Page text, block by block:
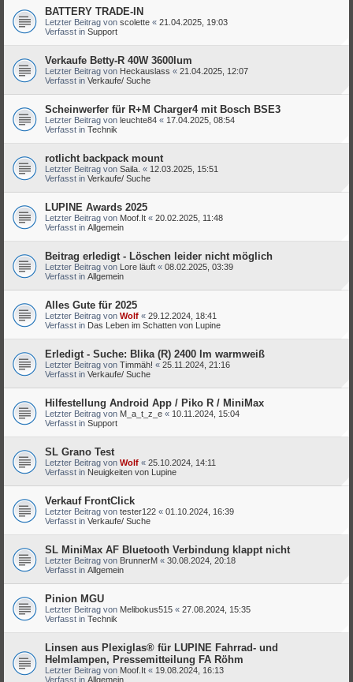
BATTERY TRADE-IN
Letzter Beitrag von scolette « 21.04.2025, 19:03
Verfasst in Support
Verkaufe Betty-R 40W 3600lum
Letzter Beitrag von Heckauslass « 21.04.2025, 12:07
Verfasst in Verkaufe/ Suche
Scheinwerfer für R+M Charger4 mit Bosch BSE3
Letzter Beitrag von leuchte84 « 17.04.2025, 08:54
Verfasst in Technik
rotlicht backpack mount
Letzter Beitrag von Saila. « 12.03.2025, 15:51
Verfasst in Verkaufe/ Suche
LUPINE Awards 2025
Letzter Beitrag von Moof.It « 20.02.2025, 11:48
Verfasst in Allgemein
Beitrag erledigt - Löschen leider nicht möglich
Letzter Beitrag von Lore läuft « 08.02.2025, 03:39
Verfasst in Allgemein
Alles Gute für 2025
Letzter Beitrag von Wolf « 29.12.2024, 18:41
Verfasst in Das Leben im Schatten von Lupine
Erledigt - Suche: Blika (R) 2400 lm warmweiß
Letzter Beitrag von Timmäh! « 25.11.2024, 21:16
Verfasst in Verkaufe/ Suche
Hilfestellung Android App / Piko R / MiniMax
Letzter Beitrag von M_a_t_z_e « 10.11.2024, 15:04
Verfasst in Support
SL Grano Test
Letzter Beitrag von Wolf « 25.10.2024, 14:11
Verfasst in Neuigkeiten von Lupine
Verkauf FrontClick
Letzter Beitrag von tester122 « 01.10.2024, 16:39
Verfasst in Verkaufe/ Suche
SL MiniMax AF Bluetooth Verbindung klappt nicht
Letzter Beitrag von BrunnerM « 30.08.2024, 20:18
Verfasst in Allgemein
Pinion MGU
Letzter Beitrag von Melibokus515 « 27.08.2024, 15:35
Verfasst in Technik
Linsen aus Plexiglas® für LUPINE Fahrrad- und
Helmlampen, Pressemitteilung FA Röhm
Letzter Beitrag von Moof.It « 19.08.2024, 16:13
Verfasst in Allgemein